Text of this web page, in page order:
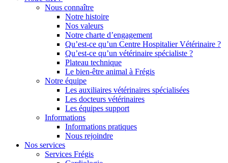
Nous connaître
Notre histoire
Nos valeurs
Notre charte d’engagement
Qu’est-ce qu’un Centre Hospitalier Vétérinaire ?
Qu’est-ce qu’un vétérinaire spécialiste ?
Plateau technique
Le bien-être animal à Frégis
Notre équipe
Les auxiliaires vétérinaires spécialisées
Les docteurs vétérinaires
Les équipes support
Informations
Informations pratiques
Nous rejoindre
Nos services
Services Frégis